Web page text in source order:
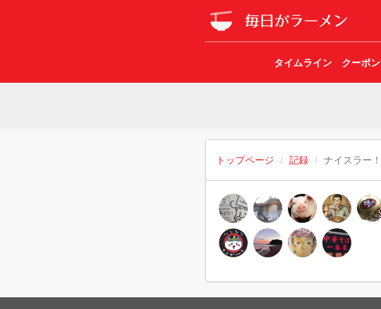
タイムライン クーポン
トップページ 記録 ナイスラー！